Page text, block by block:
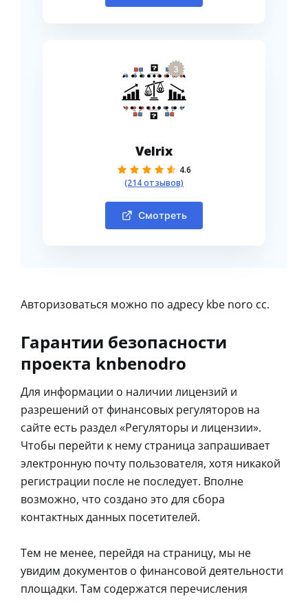
3
Velrix
4.6
(214 отзывов)
Смотреть
Авторизоваться можно по адресу kbe noro cc.
Гарантии безопасности
проекта knbenodro
Для информации о наличии лицензий и
разрешений от финансовых регуляторов на
сайте есть раздел «Регуляторы и лицензии».
Чтобы перейти к нему страница запрашивает
электронную почту пользователя, хотя никакой
регистрации после не последует. Вполне
возможно, что создано это для сбора
контактных данных посетителей.
Тем не менее, перейдя на страницу, мы не
увидим документов о финансовой деятельности
площадки. Там содержатся перечисления